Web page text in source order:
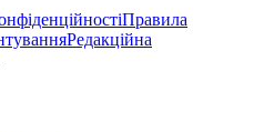
Правила
Редакційна